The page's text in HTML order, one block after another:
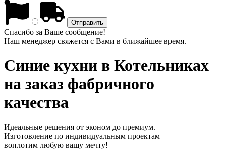
Спасибо за Ваше сообщение!
Наш менеджер свяжется с Вами в ближайшее время.
Синие кухни в Котельниках
на заказ фабричного
качества
Идеальные решения от эконом до премиум.
Изготовление по индивидуальным проектам —
воплотим любую вашу мечту!